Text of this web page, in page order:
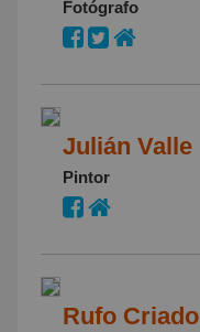
Fotógrafo
Julián Valle
Pintor
Rufo Criado